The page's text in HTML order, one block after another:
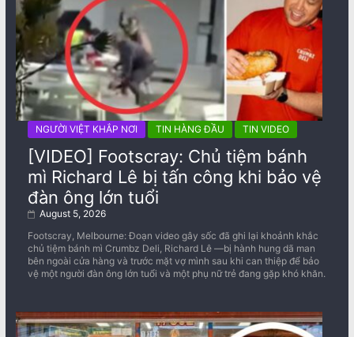
NGƯỜI VIỆT KHẮP NƠI TIN HÀNG ĐẦU TIN VIDEO
[VIDEO] Footscray: Chủ tiệm bánh
mì Richard Lê bị tấn công khi bảo vệ
đàn ông lớn tuổi
August 5, 2026
Footscray, Melbourne: Đoạn video gây sốc đã ghi lại khoảnh khắc
chủ tiệm bánh mì Crumbz Deli, Richard Lê —bị hành hung dã man
bên ngoài cửa hàng và trước mặt vợ mình sau khi can thiệp để bảo
vệ một người đàn ông lớn tuổi và một phụ nữ trẻ đang gặp khó khăn.